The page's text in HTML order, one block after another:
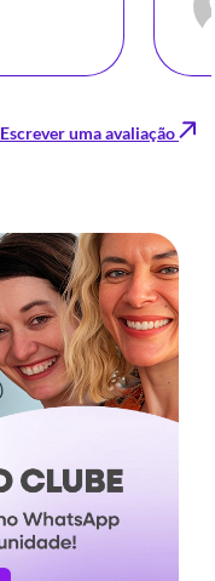
Escrever uma avaliação